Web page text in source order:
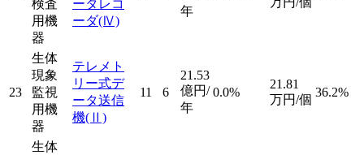
検査
用機
器
ータレコ
ーダ(Ⅳ)
年
23
生体
現象
監視
用機
器
テレメト
リー式デ
ータ送信
機(Ⅱ)
11 6
21.53
億円/
年
0.0%
21.81
万円/個
36.2%
生体